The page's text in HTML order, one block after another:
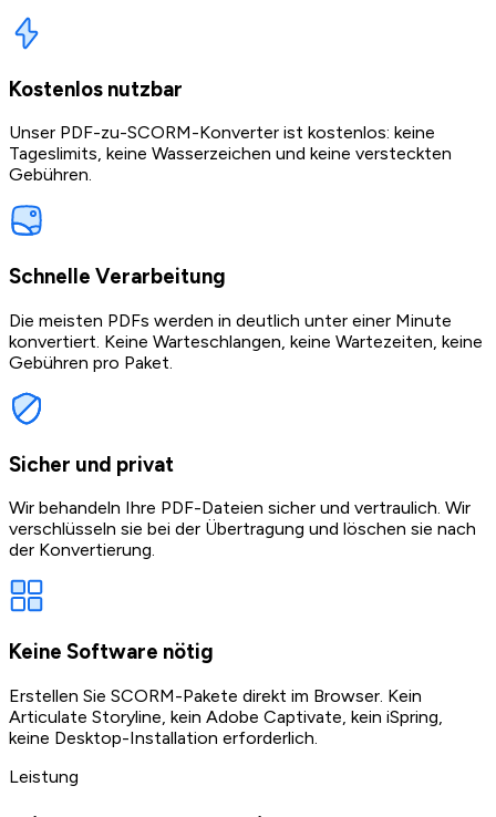
Kostenlos nutzbar
Unser PDF-zu-SCORM-Konverter ist kostenlos: keine
Tageslimits, keine Wasserzeichen und keine versteckten
Gebühren.
Schnelle Verarbeitung
Die meisten PDFs werden in deutlich unter einer Minute
konvertiert. Keine Warteschlangen, keine Wartezeiten, keine
Gebühren pro Paket.
Sicher und privat
Wir behandeln Ihre PDF-Dateien sicher und vertraulich. Wir
verschlüsseln sie bei der Übertragung und löschen sie nach
der Konvertierung.
Keine Software nötig
Erstellen Sie SCORM-Pakete direkt im Browser. Kein
Articulate Storyline, kein Adobe Captivate, kein iSpring,
keine Desktop-Installation erforderlich.
Leistung